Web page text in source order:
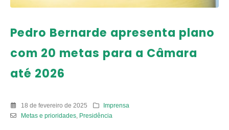
Pedro Bernarde apresenta plano
com 20 metas para a Câmara
até 2026
18 de fevereiro de 2025
Imprensa
Metas e prioridades, Presidência